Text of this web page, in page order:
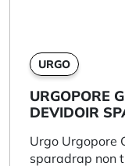
URGO
URGOPORE
DEVIDOIR
Urgo Urgopore
sparadrap non